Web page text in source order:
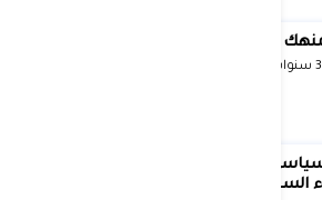
رانيا فخري موسى
سياسي رداً على موقف مجلس
السعودي